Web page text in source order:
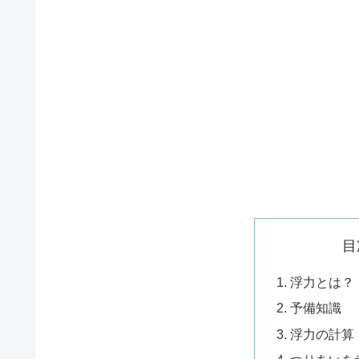
浮力とは？
予備知識
浮力の計算